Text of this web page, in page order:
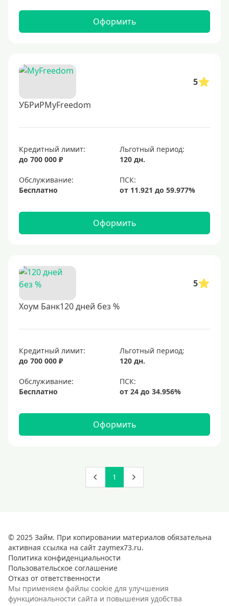
Оформить
5
УБРиРMyFreedom
Кредитный лимит:
до 700 000 ₽
Льготный период:
120 дн.
Обслуживание:
Бесплатно
Оформить
5
Хоум Банк120 дней без %
Кредитный лимит:
до 700 000 ₽
Льготный период:
120 дн.
Обслуживание:
Бесплатно
Оформить
1
© 2025 Займ. При копировании материалов обязательна
активная ссылка на сайт zaymex73.ru.
Политика конфиденциальности
Пользовательское соглашение
Отказ от ответственности
Мы применяем файлы cookie для улучшения
функциональности сайта и повышения удобства